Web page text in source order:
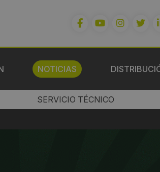
NOTICIAS
SERVICIO TÉCNICO